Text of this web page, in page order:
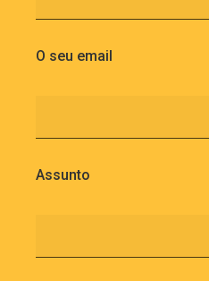
O seu email
Assunto